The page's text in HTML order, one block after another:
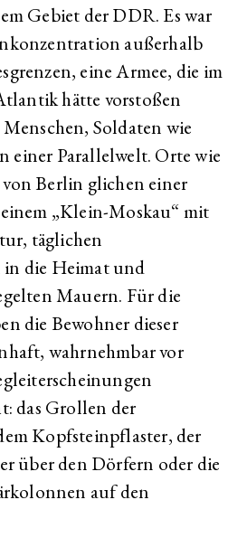
Gebiet der DDR. Es war
außerhalb
eine Armee, die im
hätte vorstoßen
Soldaten wie
einer Parallelwelt. Orte wie
Berlin glichen einer
„Klein-Moskau“ mit
täglichen
die Heimat und
Mauern. Für die
die Bewohner dieser
wahrnehmbar vor
das Grollen der
Kopfsteinpflaster, der
über den Dörfern oder die
auf den